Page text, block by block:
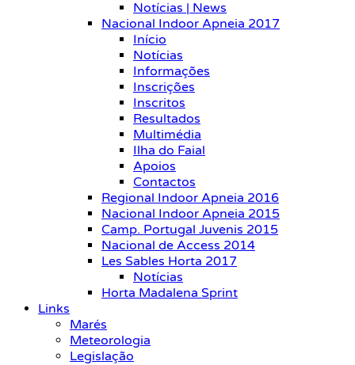
Notícias | News
Nacional Indoor Apneia 2017
Início
Notícias
Informações
Inscrições
Inscritos
Resultados
Multimédia
Ilha do Faial
Apoios
Contactos
Regional Indoor Apneia 2016
Nacional Indoor Apneia 2015
Camp. Portugal Juvenis 2015
Nacional de Access 2014
Les Sables Horta 2017
Notícias
Horta Madalena Sprint
Links
Marés
Meteorologia
Legislação